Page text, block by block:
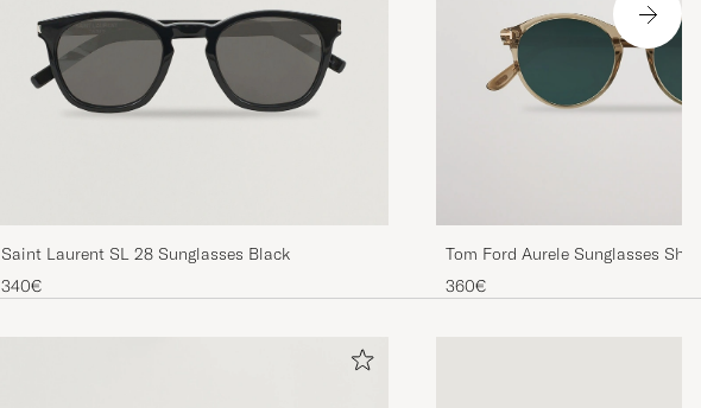
Saint Laurent SL 28 Sunglasses Black
340€
Tom Ford Aurele Sunglasses
360€